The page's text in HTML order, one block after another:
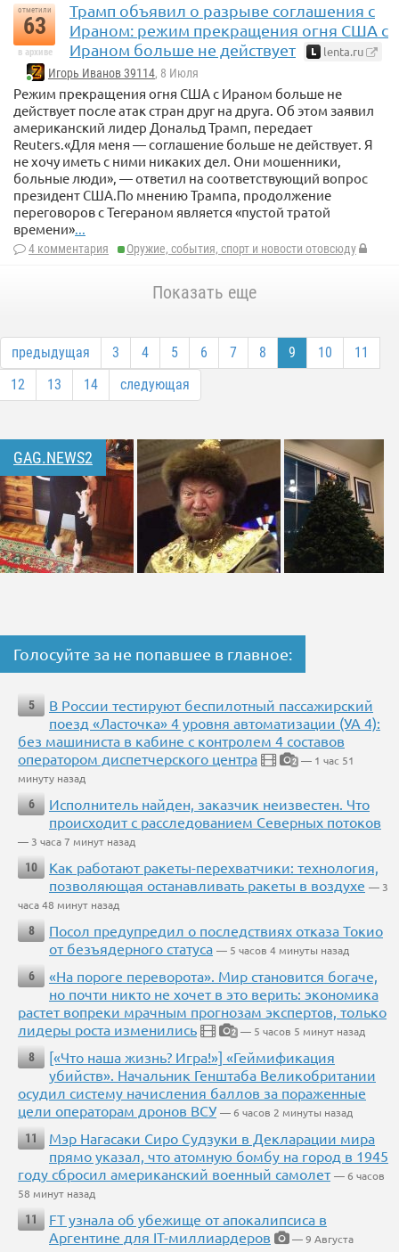
отметили
63
в архиве
Трамп объявил о разрыве соглашения с
Ираном: режим прекращения огня США с
Ираном больше не действует
lenta.ru
Игорь Иванов 39114, 8 Июля
Режим прекращения огня США с Ираном больше не
действует после атак стран друг на друга. Об этом заявил
американский лидер Дональд Трамп, передает
Reuters.«Для меня — соглашение больше не действует. Я
не хочу иметь с ними никаких дел. Они мошенники,
больные люди», — ответил на соответствующий вопрос
президент США.По мнению Трампа, продолжение
переговоров с Тегераном является «пустой тратой
времени»...
4 комментария Оружие, события, спорт и новости отовсюду
Показать еще
предыдущая 3 4 5 6 7 8 9 10
11
12
13 14 следующая
GAG.NEWS2
Голосуйте за не попавшее в главное:
5
В России тестируют беспилотный пассажирский
поезд «Ласточка» 4 уровня автоматизации (УА 4):
без машиниста в кабине с контролем 4 составов
оператором диспетчерского центра
2 — 1 час 51
минуту назад
6
Исполнитель найден, заказчик неизвестен. Что
происходит с расследованием Северных потоков
— 3 часа 7 минут назад
10
Как работают ракеты-перехватчики: технология,
позволяющая останавливать ракеты в воздухе — 3
часа 48 минут назад
8
Посол предупредил о последствиях отказа Токио
от безъядерного статуса — 5 часов 4 минуты назад
6
«На пороге переворота». Мир становится богаче,
но почти никто не хочет в это верить: экономика
растет вопреки мрачным прогнозам экспертов, только
лидеры роста изменились
2 — 5 часов 5 минут назад
8
[«Что наша жизнь? Игра!»] «Геймификация
убийств». Начальник Генштаба Великобритании
осудил систему начисления баллов за пораженные
цели операторам дронов ВСУ — 6 часов 2 минуты назад
11
Мэр Нагасаки Сиро Судзуки в Декларации мира
прямо указал, что атомную бомбу на город в 1945
году сбросил американский военный самолет — 6 часов
58 минут назад
11
FT узнала об убежище от апокалипсиса в
Аргентине для IT-миллиардеров
— 9 Августа